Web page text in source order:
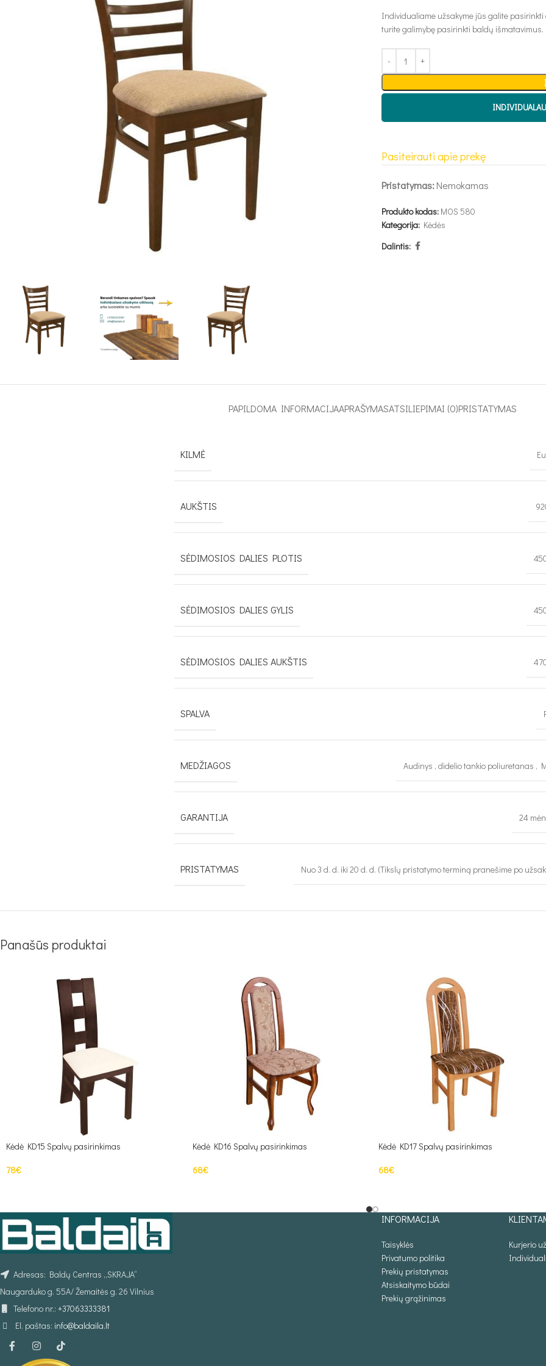
Individualiame užsakyme jūs galite
turite galimybę pasirinkti baldų išmatavimus.
Pasiteirauti apie prekę
Pristatymas:Nemokamas
Produkto kodas: MOS 580
Kategorija: Kėdės
Dalintis:
PAPILDOMA INFORMACIJAAPRAŠYMASATSILIEPIMAI (0)PRISTATYMAS
KILMĖ
AUKŠTIS
SĖDIMOSIOS DALIES PLOTIS
SĖDIMOSIOS DALIES GYLIS
SĖDIMOSIOS DALIES AUKŠTIS
SPALVA
MEDŽIAGOS Audinys , didelio tankio poliuretanas ,
GARANTIJA 24
PRISTATYMAS Nuo 3 d. d. iki 20 d. d. (Tikslų pristatymo terminą pranešime po
Panašūs produktai
Kėdė KD15 Spalvų pasirinkimas
78€
Kėdė KD16 Spalvų pasirinkimas
68€
Kėdė KD17 Spalvų pasirinkimas
68€
Adresas: Baldų Centras „SKRAJA“
Naugarduko g. 55A/ Žemaitės g. 26 Vilnius
Telefono nr.: +37063333381
El. paštas: info@baldaila.lt
INFORMACIJA
Taisyklės
Privatumo politika
Prekių pristatymas
Atsiskaitymo būdai
Prekių grąžinimas
Kurjerio